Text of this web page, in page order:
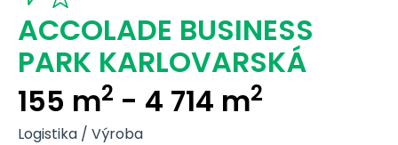
ACCOLADE BUSINESS
PARK KARLOVARSKÁ
155 m2 - 4 714 m2
Logistika / Výroba